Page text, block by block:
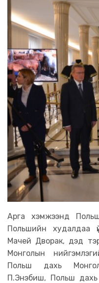
Арга хэмжээнд
Польшийн худалдаа
Мачей Дворак, дэд
Монголын
Польш дахь
П.Энэбиш, Польш